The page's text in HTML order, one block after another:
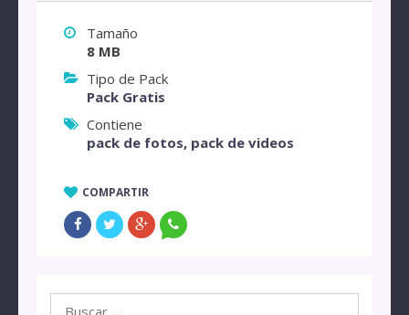
Tamaño
8 MB
Tipo de Pack
Pack Gratis
Contiene
pack de fotos, pack de videos
COMPARTIR